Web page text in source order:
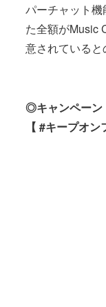
パーチャット
た全額がMusic
意されていると
◎キャンペーン
【 #キープオ